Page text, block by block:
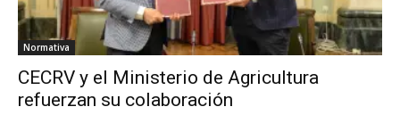
Normativa
CECRV y el Ministerio de Agricultura
refuerzan su colaboración